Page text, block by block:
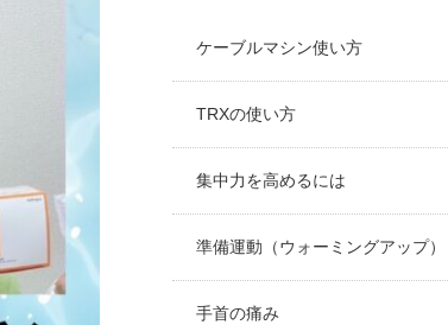
ケーブルマシン使い方
TRXの使い方
集中力を高めるには
準備運動（ウォーミングアップ）
手首の痛み